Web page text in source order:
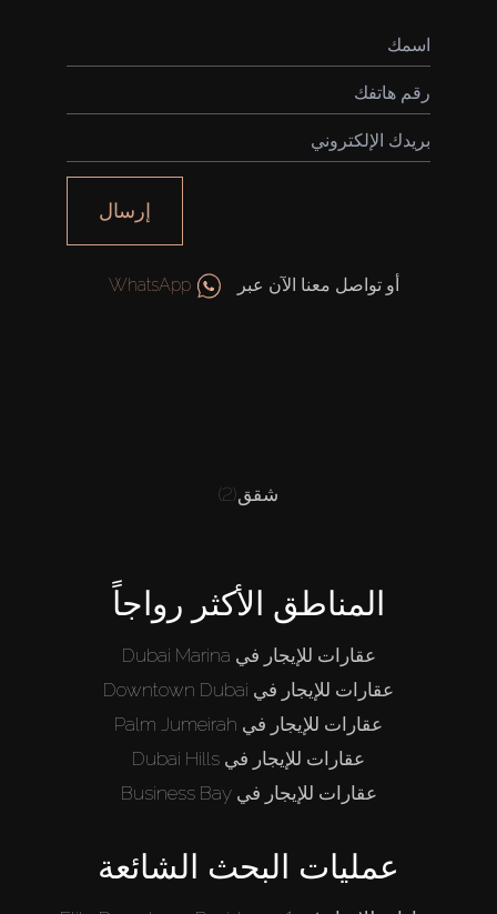
إرسال
أو تواصل معنا الآن عبر WhatsApp
شقق(2)
المناطق الأكثر رواجاً
عقارات للإيجار في Dubai Marina
عقارات للإيجار في Downtown Dubai
عقارات للإيجار في Palm Jumeirah
عقارات للإيجار في Dubai Hills
عقارات للإيجار في Business Bay
عمليات البحث الشائعة